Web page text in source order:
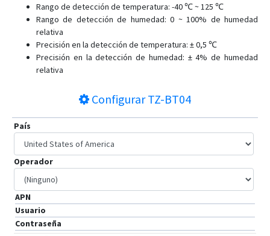
Rango de detección de temperatura: -40 ℃ ~ 125 ℃
Rango de detección de humedad: 0 ~ 100% de humedad
relativa
Precisión en la detección de temperatura: ± 0,5 ℃
Precisión en la detección de humedad: ± 4% de humedad
relativa
ConfigurarTZ-BT04
País
Operador
APN
Usuario
Contraseña